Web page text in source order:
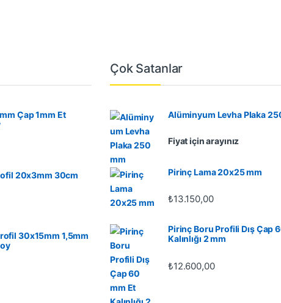
Çap 1mm Et
20x3mm 30cm
30x15mm 1,5mm
Çok Satanlar
Alüminyum Levha Plaka
Fiyat için arayınız
Pirinç Lama 20x25 mm
₺13.150,00
Pirinç Boru Profili Dış Çap
Kalınlığı 2 mm
₺12.600,00